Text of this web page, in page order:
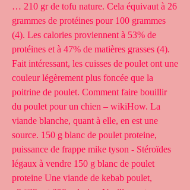
… 210 gr de tofu nature. Cela équivaut à 26
grammes de protéines pour 100 grammes
(4). Les calories proviennent à 53% de
protéines et à 47% de matières grasses (4).
Fait intéressant, les cuisses de poulet ont une
couleur légèrement plus foncée que la
poitrine de poulet. Comment faire bouillir
du poulet pour un chien – wikiHow. La
viande blanche, quant à elle, en est une
source. 150 g blanc de poulet proteine,
puissance de frappe mike tyson - Stéroïdes
légaux à vendre 150 g blanc de poulet
proteine Une viande de kebab poulet,